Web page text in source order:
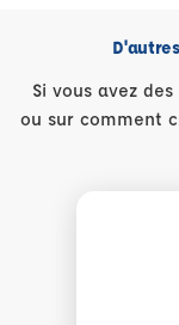
Si vous avez
ou sur comment